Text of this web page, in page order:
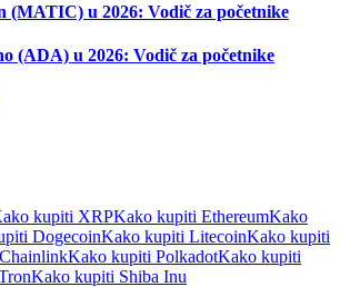
(MATIC) u 2026: Vodič za početnike
(ADA) u 2026: Vodič za početnike
kupiti XRPKako kupiti EthereumKako
DogecoinKako kupiti LitecoinKako kupiti
Kako kupiti PolkadotKako kupiti
Kako kupiti Shiba Inu